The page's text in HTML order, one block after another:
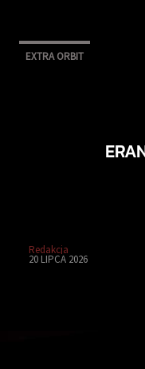
EXTRA ORBIT
Redakcja
20 LIPCA 2026